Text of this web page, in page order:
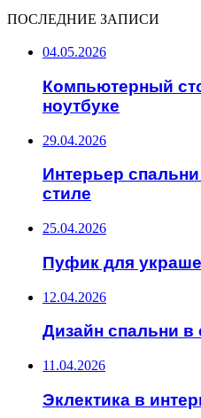
ПОСЛЕДНИЕ ЗАПИСИ
04.05.2026
Компьютерный
ноутбуке
29.04.2026
Интерьер
стиле
25.04.2026
Пуфик для
12.04.2026
Дизайн спальни в
11.04.2026
Эклектика в